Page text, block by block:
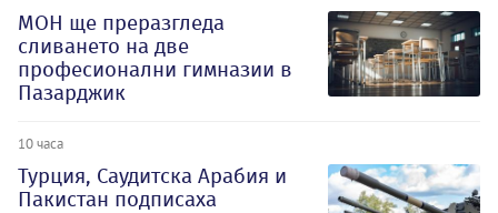
МОН ще преразгледа
сливането на две
професионални гимназии в
Пазарджик
10 часа
Турция, Саудитска Арабия и
Пакистан подписаха